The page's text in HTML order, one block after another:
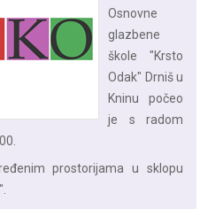
Osnovne
glazbene
škole "Krsto
Odak" Drniš u
Kninu počeo
je s radom
prostorijama u sklopu